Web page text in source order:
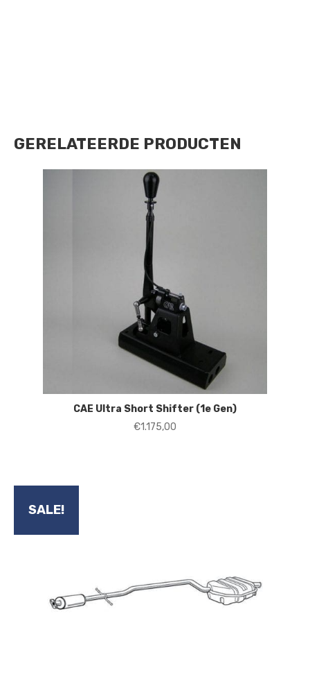
GERELATEERDE PRODUCTEN
CAE Ultra Short Shifter (1e Gen)
€1.175,00
SALE!